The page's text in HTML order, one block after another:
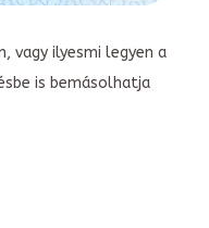
vagy ilyesmi legyen a
is bemásolhatja